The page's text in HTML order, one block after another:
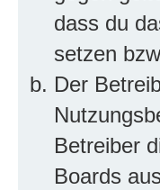
dass du
setzen
Der
Betreiber
Boards